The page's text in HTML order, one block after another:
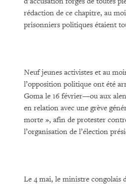
rédaction de ce chapitre, au
prisonniers politiques étaient
Neuf jeunes activistes et au
l’opposition politique ont été
Goma le 16 février—ou aux
en relation avec une grève
morte », afin de protester
l’organisation de l’élection
Le 4 mai, le ministre congolais